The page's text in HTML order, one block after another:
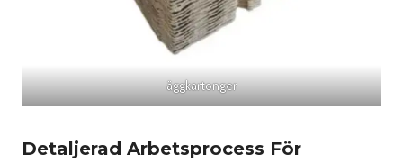
äggkartonger
Detaljerad Arbetsprocess För